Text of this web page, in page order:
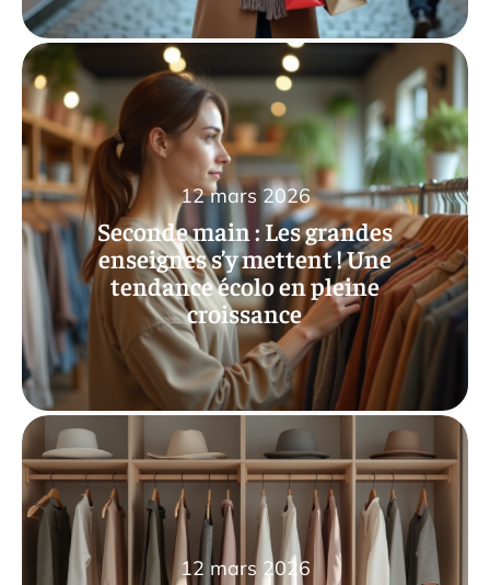
Seconde main : Les grandes
enseignes s’y mettent ! Une
tendance écolo en pleine
croissance
12 mars 2026
12 mars 2026